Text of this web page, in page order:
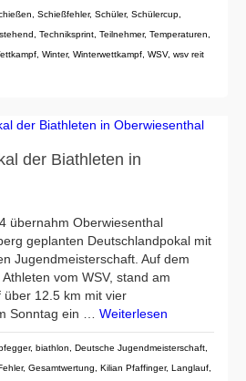
Schießfehler, Schüler, Schülercup
stehend Techniksprint Teilnehmer, Temperaturen
Winter, Winterwettkampf WSV, wsv reit
der Biathleten in
übernahm Oberwiesenthal
geplanten Deutschlandpokal mit
Jugendmeisterschaft. Auf dem
vom WSV, stand am
über 12.5 km mit vier
Sonntag ein … Weiterlesen
, biathlon Deutsche Jugendmeisterschaft
, Gesamtwertung Kilian Pfaffinger, Langlauf